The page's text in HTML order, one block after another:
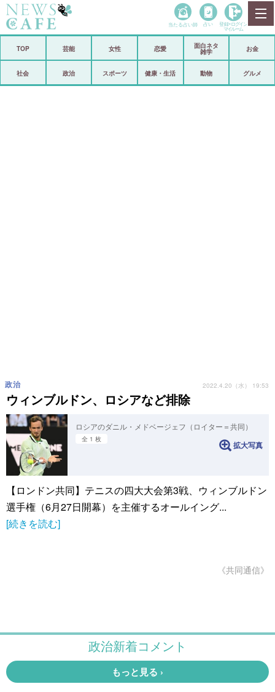
政治
当たる占い師 占い 登録• ログイン
マイルーム
TOP 芸能 女性 恋愛
面白ネタ
雑学
お金
社会 政治 スポーツ 健康・生活 動物 グルメ
ウィンブルドン、ロシアなど排除
政治 2022.4.20（水） 19:53
ロシアのダニル・メドベージェフ（ロイター＝共同）
全 1 枚
拡大写真
【ロンドン共同】テニスの四大大会第3戦、ウィンブルドン
選手権（6月27日開幕）を主催するオールイング...
[続きを読む]
《共同通信》